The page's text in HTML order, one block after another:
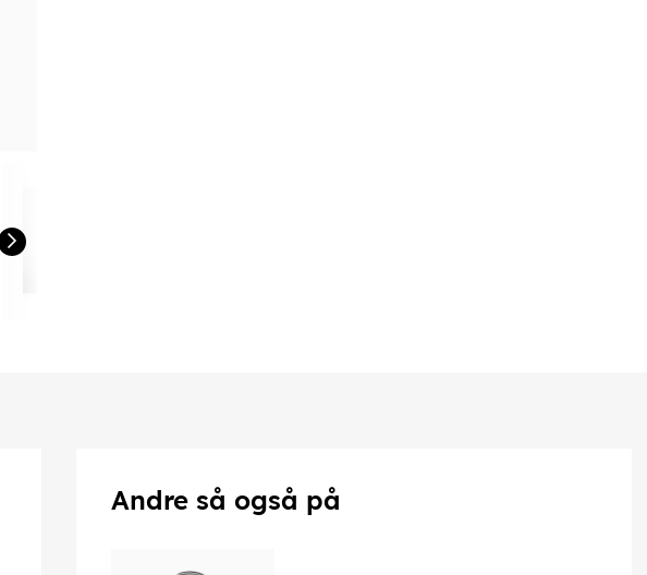
Andre så også på